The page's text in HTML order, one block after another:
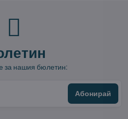
за нашия бюлетин:
Абонирай